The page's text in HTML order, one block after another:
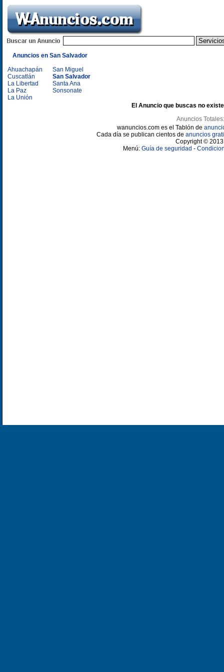
Anuncios en San Salvador
Ahuachapán
Cuscatlán
La Libertad
La Paz
La Unión
San Miguel
San Salvador
Santa Ana
Sonsonate
El Anuncio que buscas no
Anuncios Totales:
wanuncios.com es el Tablón de
Cada día se publican cientos de anuncios
Copyright ©
Menú: Guía de seguridad -